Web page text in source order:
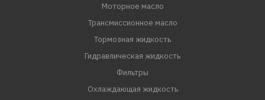
- Предотвращает образование отложений на деталях
- Обеспечивает легкий пуск двигателя при
отрицательных температурах
- Совместимо со всеми существующими материалами
Моторное масло
Трансмиссионное масло
Тормозная жидкость
Гидравлическая жидкость
Фильтры
Охлаждающая жидкость